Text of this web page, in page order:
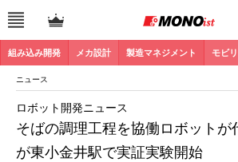
組み込み開発 メカ設計 製造マネジメント モビ
ニュース
そばの調理工程を協働ロボットが
が東小金井駅で実証実験開始
ロボット開発ニュース